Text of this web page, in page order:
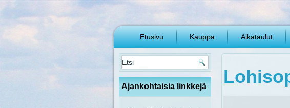
Etusivu Kauppa Aikataulut
Ajankohtaisia linkkejä